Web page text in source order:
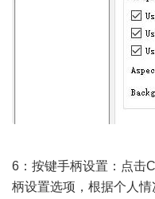
6：按键手柄设置：点击
柄设置选项，根据个人